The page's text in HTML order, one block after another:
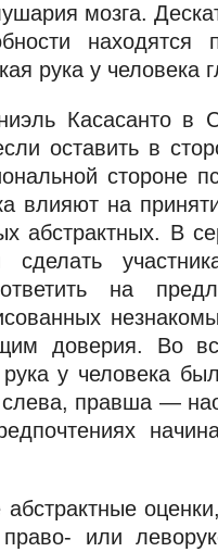
мозга.
рука у человека
Касасанто в
оставить в
стороне
влияют на
абстрактных. В
сделать
на
доверия. Во
у человека
правша —
или